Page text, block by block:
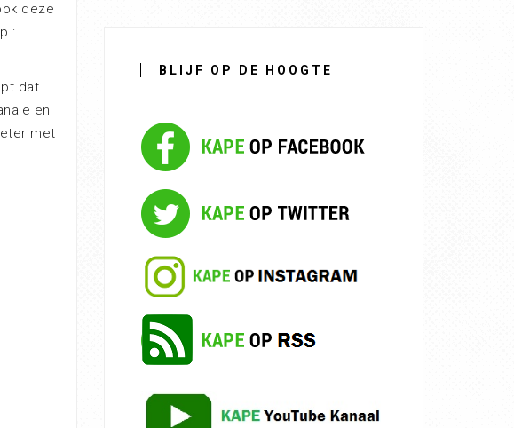
deze
:
dat
en
met
BLIJF OP DE HOOGTE